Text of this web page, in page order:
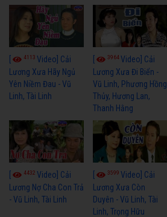
4113 Video] Cải
Lương Xưa Hãy Ngủ
Yên Niềm Đau - Vũ
Linh, Tài Linh
3964Video] Cải
Lương Xưa Đi Biển -
Vũ Linh, Phương Hồng
Thủy, Hương Lan,
Thanh Hằng
4432 Video] Cải
Lương Nợ Cha Con Trả
- Vũ Linh, Tài Linh
3599Video] Cải
Lương Xưa Còn
Duyên - Vũ Linh, Tài
Linh, Trọng Hữu